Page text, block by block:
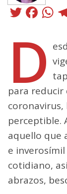
D
para reducir
coronavirus,
perceptible.
aquello que
e
cotidiano,
abrazos,